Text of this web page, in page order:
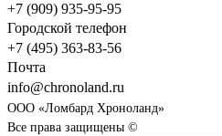
+7 (909) 935-95-95
Городской телефон
+7 (495) 363-83-56
Почта
info@chronoland.ru
ООО «Ломбард Хроноланд»
Все права защищены ©